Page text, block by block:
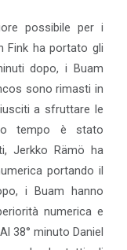
possibile per i
Fink ha portato gli
dopo, i Buam
sono rimasti in
a sfruttare le
tempo è stato
Jerkko Rämö ha
portando il
i Buam hanno
numerica e
38° minuto Daniel